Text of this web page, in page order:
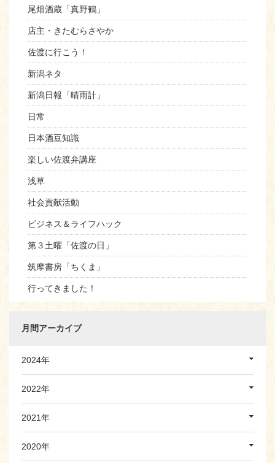
尾畑酒蔵「真野鶴」
店主・きたむらさやか
佐渡に行こう！
新潟ネタ
新潟日報「晴雨計」
日常
日本酒豆知識
楽しい佐渡弁講座
浅草
社会貢献活動
ビジネス＆ライフハック
第３土曜「佐渡の日」
筑摩書房「ちくま」
行ってきました！
月間アーカイブ
2024年
2022年
2021年
2020年